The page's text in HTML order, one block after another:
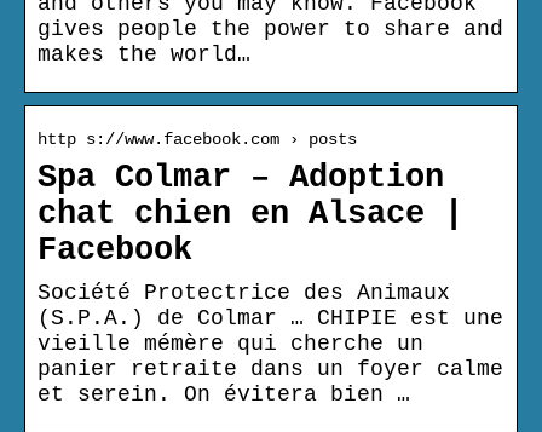
gives people the power to share and
makes the world…
http s://www.facebook.com › posts
Spa Colmar – Adoption
chat chien en Alsace |
Facebook
Société Protectrice des Animaux
(S.P.A.) de Colmar … CHIPIE est une
vieille mémère qui cherche un
panier retraite dans un foyer calme
et serein. On évitera bien …